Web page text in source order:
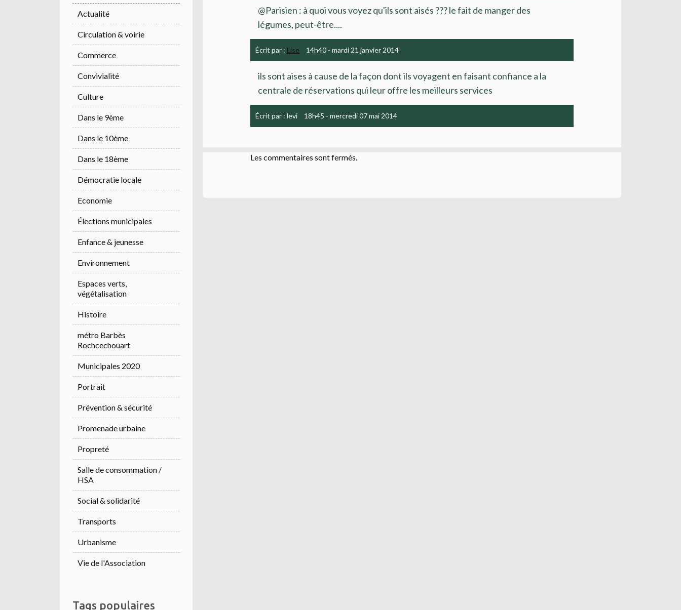
Actualité
Circulation & voirie
Commerce
Convivialité
Culture
Dans le 9ème
Dans le 10ème
Dans le 18ème
Démocratie locale
Economie
Élections municipales
Enfance & jeunesse
Environnement
Espaces verts,
végétalisation
Histoire
métro Barbès
Rochcechouart
Municipales 2020
Portrait
Prévention & sécurité
Promenade urbaine
Propreté
Salle de consommation /
HSA
Social & solidarité
Transports
Urbanisme
Vie de l'Association
Tags populaires
@Parisien : à quoi vous voyez qu'ils sont aisés ??? le fait de manger des
légumes, peut-être....
Écrit par : Lise 14h40 - mardi 21 janvier 2014
ils sont aises à cause de la façon dont ils voyagent en faisant confiance a la
centrale de réservations qui leur offre les meilleurs services
Écrit par : levi 18h45 - mercredi 07mai 2014
Les commentaires sont fermés.